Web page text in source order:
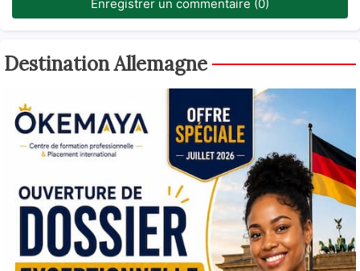
Enregistrer un commentaire (0)
Destination Allemagne